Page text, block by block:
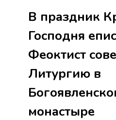
В праздник
Господня
Феоктист
Литургию в
монастыре